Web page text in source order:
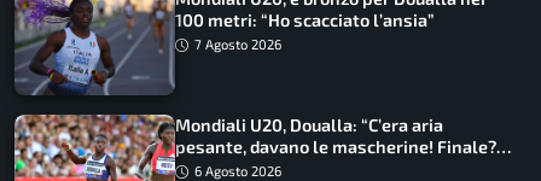
100 metri: “Ho scacciato l’ansia”
7 Agosto 2026
Mondiali U20, Doualla: “C’era aria
pesante, davano le mascherine! Finale?
Non ho nulla da perdere”
6 Agosto 2026